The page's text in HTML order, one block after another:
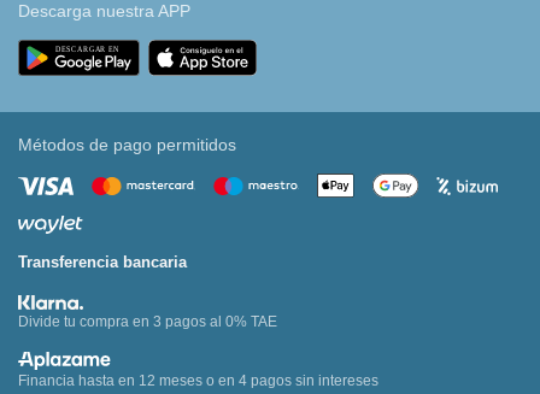
Descarga nuestra APP
Métodos de pago permitidos
Transferencia bancaria
Divide tu compra en 3 pagos al 0% TAE
Financia hasta en 12 meses o en 4 pagos sin intereses